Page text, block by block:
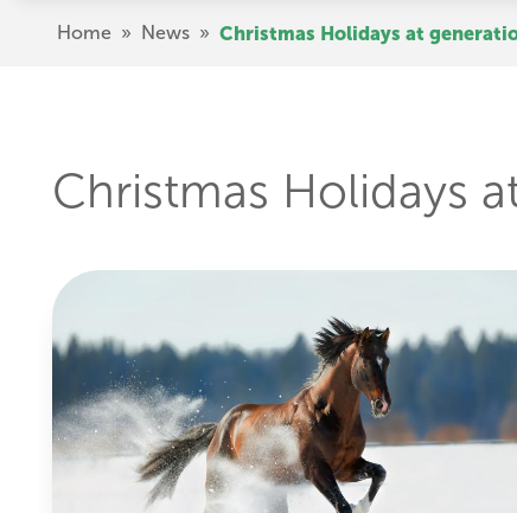
Home » News » Christmas Holidays at
Christmas Holidays
Image